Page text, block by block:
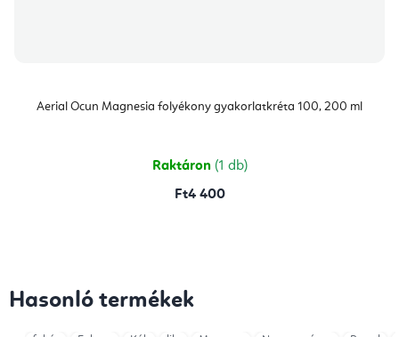
Aerial Ocun Magnesia folyékony gyakorlatkréta 100, 200 ml
Raktáron (1 db)
Ft4 400
Hasonló termékek